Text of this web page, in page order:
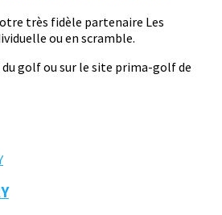
très fidèle partenaire Les
ou en scramble.
golf ou sur le site prima-golf de